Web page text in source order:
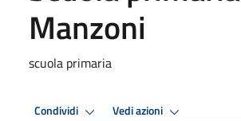
Manzoni
scuola primaria
Condividi Vedi azioni